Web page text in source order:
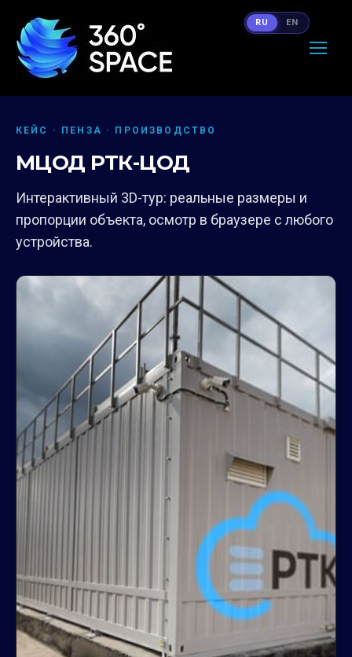
КЕЙС · ПЕНЗА · ПРОИЗВОДСТВО
МЦОД РТК-ЦОД
Интерактивный 3D-тур: реальные размеры и
пропорции объекта, осмотр в браузере с любого
устройства.
RU EN